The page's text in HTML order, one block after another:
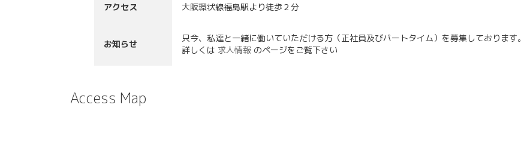
アクセス 大阪環状線福島駅より徒歩２分
お知らせ
只今、私達と一緒に働いていただける方（正社員及びパートタイム）を募集しております。
詳しくは 求人情報 のページをご覧下さい
Access Map